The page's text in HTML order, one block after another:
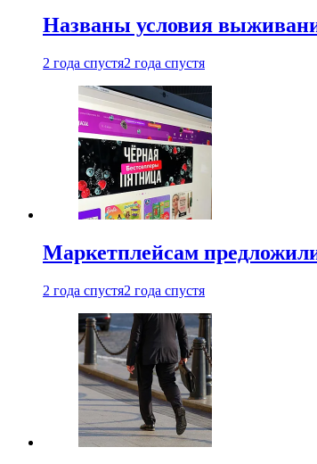
Названы условия
2 года спустя2 года спустя
Маркетплейсам
2 года спустя2 года спустя